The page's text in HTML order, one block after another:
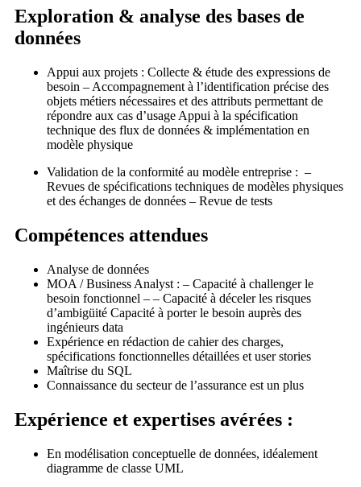
Exploration & analyse des bases de
données
Appui aux projets : Collecte & étude des expressions de
besoin – Accompagnement à l’identification précise des
objets métiers nécessaires et des attributs permettant de
répondre aux cas d’usage Appui à la spécification
technique des flux de données & implémentation en
modèle physique
Validation de la conformité au modèle entreprise : –
Revues de spécifications techniques de modèles physiques
et des échanges de données – Revue de tests
Compétences attendues
Analyse de données
MOA / Business Analyst : – Capacité à challenger le
besoin fonctionnel – – Capacité à déceler les risques
d’ambigüité Capacité à porter le besoin auprès des
ingénieurs data
Expérience en rédaction de cahier des charges,
spécifications fonctionnelles détaillées et user stories
Maîtrise du SQL
Connaissance du secteur de l’assurance est un plus
Expérience et expertises avérées :
En modélisation conceptuelle de données, idéalement
diagramme de classe UML